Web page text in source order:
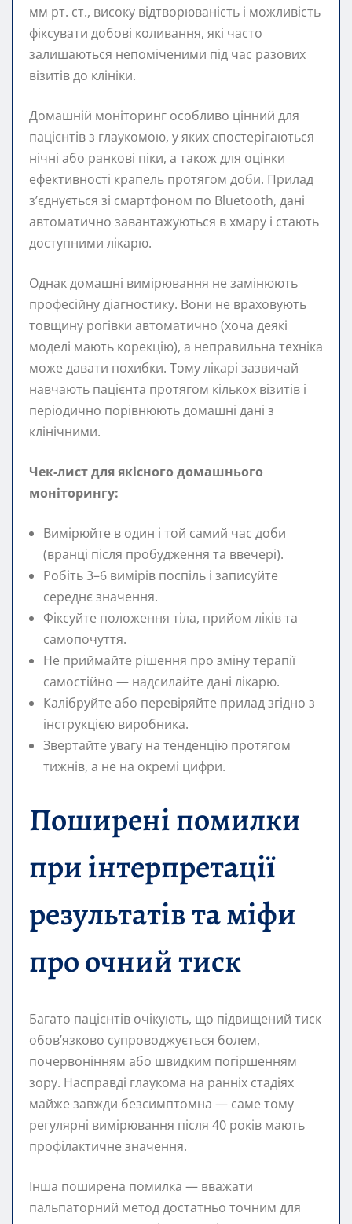
мм рт. ст., високу відтворюваність і можливість
фіксувати добові коливання, які часто
залишаються непоміченими під час разових
візитів до клініки.
Домашній моніторинг особливо цінний для
пацієнтів з глаукомою, у яких спостерігаються
нічні або ранкові піки, а також для оцінки
ефективності крапель протягом доби. Прилад
з’єднується зі смартфоном по Bluetooth, дані
автоматично завантажуються в хмару і стають
доступними лікарю.
Однак домашні вимірювання не замінюють
професійну діагностику. Вони не враховують
товщину рогівки автоматично (хоча деякі
моделі мають корекцію), а неправильна техніка
може давати похибки. Тому лікарі зазвичай
навчають пацієнта протягом кількох візитів і
періодично порівнюють домашні дані з
клінічними.
Чек-лист для якісного домашнього
моніторингу:
Вимірюйте в один і той самий час доби
(вранці після пробудження та ввечері).
Робіть 3–6 вимірів поспіль і записуйте
середнє значення.
Фіксуйте положення тіла, прийом ліків та
самопочуття.
Не приймайте рішення про зміну терапії
самостійно — надсилайте дані лікарю.
Калібруйте або перевіряйте прилад згідно з
інструкцією виробника.
Звертайте увагу на тенденцію протягом
тижнів, а не на окремі цифри.
Поширені помилки
при інтерпретації
результатів та міфи
про очний тиск
Багато пацієнтів очікують, що підвищений тиск
обов’язково супроводжується болем,
почервонінням або швидким погіршенням
зору. Насправді глаукома на ранніх стадіях
майже завжди безсимптомна — саме тому
регулярні вимірювання після 40 років мають
профілактичне значення.
Інша поширена помилка — вважати
пальпаторний метод достатньо точним для